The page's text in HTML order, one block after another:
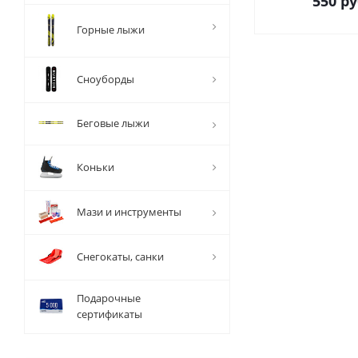
Горные лыжи
Сноуборды
Беговые лыжи
Коньки
Мази и инструменты
Снегокаты, санки
Подарочные
сертификаты